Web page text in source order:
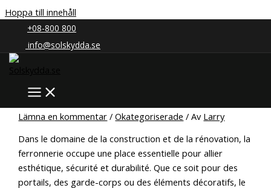
Hoppa till innehåll
+08-800 800
info@solskydda.se
Okategoriserade
Comment choisir la
ferronnerie idéale pour votre
projet architectural
Lämna en kommentar /Okategoriserade / Av Larry
Dans le domaine de la construction et de la rénovation, la
ferronnerie occupe une place essentielle pour allier
esthétique, sécurité et durabilité. Que ce soit pour des
portails, des garde-corps ou des éléments décoratifs, le